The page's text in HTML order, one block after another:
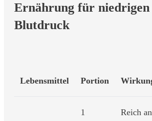
Ernährung für niedrigen
Blutdruck
Lebensmittel Portion
1
Reich